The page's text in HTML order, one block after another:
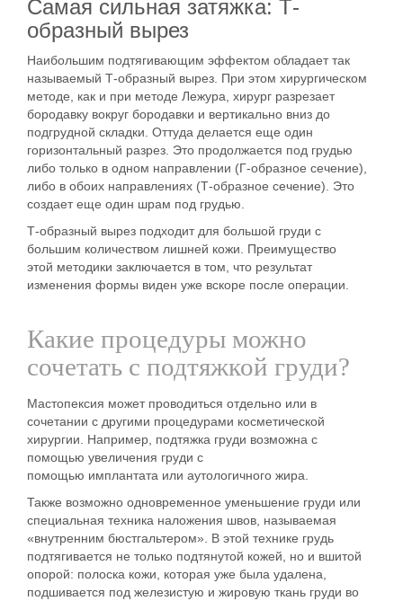
Самая сильная затяжка: Т-
образный вырез
Наибольшим подтягивающим эффектом обладаеттак
называемый Т-образный вырез. При этом хирургическом
методе, как и при методе Лежура, хирург разрезает
бородавку вокруг бородавки и вертикально вниз до
подгрудной складки. Оттуда делается еще один
горизонтальный разрез. Это продолжается под грудью
либо только в одном направлении (Г-образное сечение),
либо в обоих направлениях (Т-образное сечение). Это
создаетеще один шрам под грудью.
Т-образный вырез подходит для большой груди с
большим количеством лишней кожи. Преимущество
этой методики заключается в том, что результат
изменения формы виден уже вскоре после операции.
Какие процедуры можно
сочетать с подтяжкой груди?
Мастопексия может проводиться отдельно или в
сочетании с другими процедурами косметической
хирургии. Например, подтяжка груди возможна с
помощью увеличения груди с
помощью имплантата или аутологичного жира
Также возможно одновременное уменьшение груди или
специальная техника наложения швов называемая
«внутренним бюстгальтером».
В этой технике грудь
подтягивается не только подтянутой кожей, но и вшитой
опорой: полоска кожи, которая уже была удалена,
подшивается под железистую и жировую ткань груди во